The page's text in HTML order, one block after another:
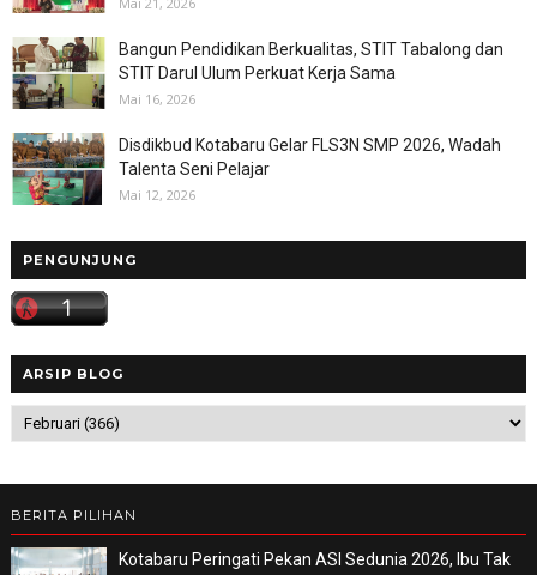
Bangun Pendidikan Berkualitas, STIT Tabalong dan
STIT Darul Ulum Perkuat Kerja Sama
Mai 16, 2026
Disdikbud Kotabaru Gelar FLS3N SMP 2026, Wadah
Talenta Seni Pelajar
Mai 12, 2026
PENGUNJUNG
ARSIP BLOG
BERITA PILIHAN
Kotabaru Peringati Pekan ASI Sedunia 2026, Ibu Tak